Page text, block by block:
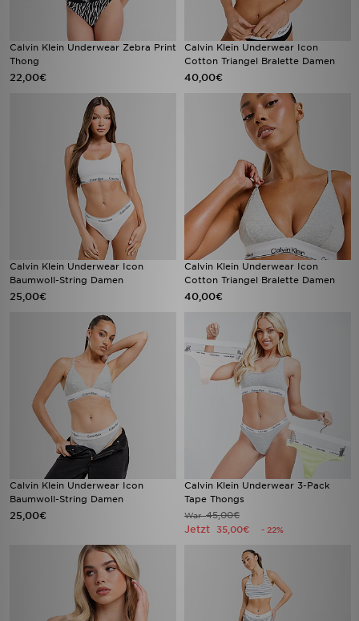
Calvin Klein Underwear Zebra Print
Thong
22,00€
Calvin Klein Underwear Icon
Cotton Triangel Bralette Damen
40,00€
Calvin Klein Underwear Icon
Baumwoll-String Damen
25,00€
Calvin Klein Underwear Icon
Cotton Triangel Bralette Damen
40,00€
Calvin Klein Underwear Icon
Baumwoll-String Damen
25,00€
Calvin Klein Underwear 3-Pack
Tape Thongs
War45,00€
Jetzt 35,00€ - 22%